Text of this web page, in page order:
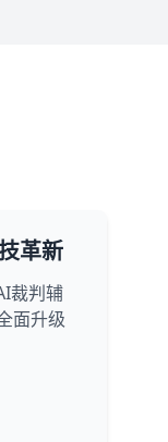
革新
裁判辅
面升级